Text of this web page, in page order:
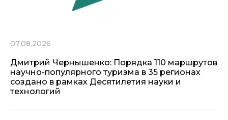
07.08.2026
Дмитрий Чернышенко: Порядка 110 маршрутов
научно-популярного туризма в 35 регионах
создано в рамках Десятилетия науки и
технологий